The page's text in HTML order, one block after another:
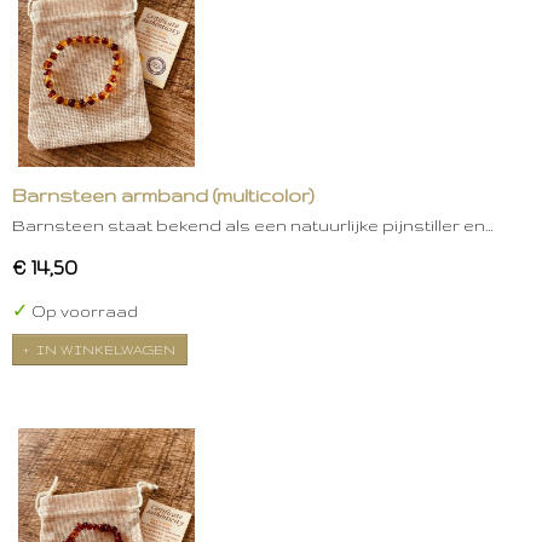
Barnsteen armband (multicolor)
Barnsteen staat bekend als een natuurlijke pijnstiller en…
€ 14,50
✓ Op voorraad
IN WINKELWAGEN